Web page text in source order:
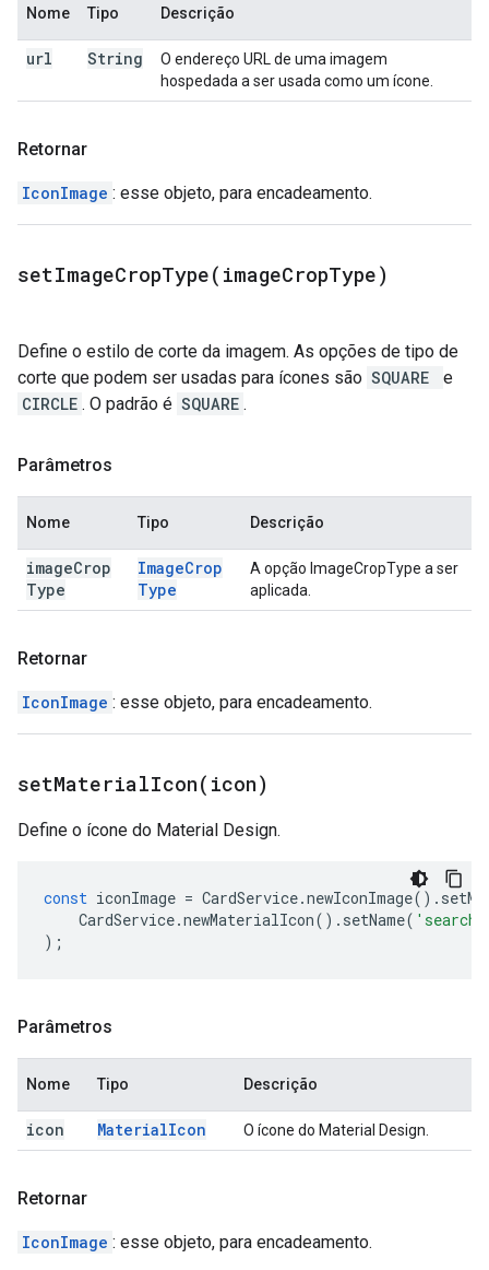
Nome Tipo Descrição
url String
O endereço URL de uma imagem
hospedada a ser usada como um ícone.
Retornar
IconImage : esse objeto, para encadeamento.
setImageCropType( imageCropType)
Define o estilo de corte da imagem. As opções de tipo de
corte que podem ser usadas para ícones são SQUARE
e
CIRCLE . O padrão é SQUARE .
Parâmetros
Nome Tipo Descrição
imageCrop
Type
ImageCrop
Type
A opção ImageCropType a ser
aplicada.
Retornar
IconImage : esse objeto, para encadeamento.
setMaterialIcon( icon)
Define o ícone do Material Design.
const iconImage = CardService.newIconImage().
CardService.newMaterialIcon(). setName( 'search'
);
Parâmetros
Nome Tipo Descrição
icon MaterialIcon O ícone do Material Design.
Retornar
IconImage : esse objeto, para encadeamento.